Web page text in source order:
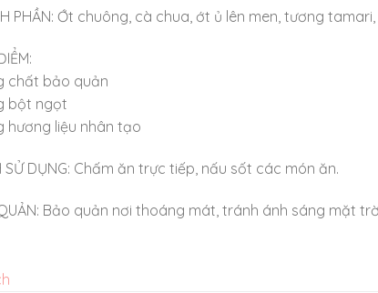
PHẦN: Ớt chuông, cà chua, ớt ủ lên men, tương
chất bảo quản
bột ngọt
hương liệu nhân tạo
SỬ DỤNG: Chấm ăn trực tiếp, nấu sốt các món ăn.
Bảo quản nơi thoáng mát, tránh ánh sáng mặt